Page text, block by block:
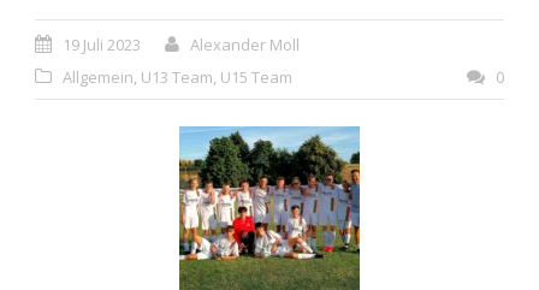
19 Juli 2023
Alexander Moll
Allgemein, U13 Team, U15 Team 0